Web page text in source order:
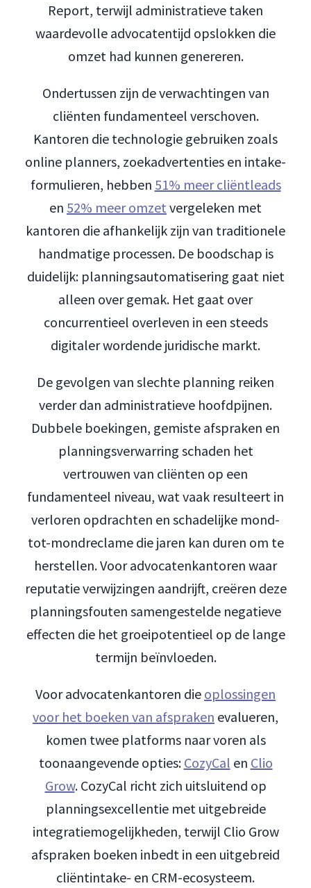
Report, terwijl administratieve taken
waardevolle advocatentijd opslokken die
omzet had kunnen genereren.
Ondertussen zijn de verwachtingen van
cliënten fundamenteel verschoven.
Kantoren die technologie gebruiken zoals
online planners, zoekadvertenties en intake-
formulieren, hebben 51% meer cliëntleads
en 52% meer omzet vergeleken met
kantoren die afhankelijk zijn van traditionele
handmatige processen. De boodschap is
duidelijk: planningsautomatisering gaat niet
alleen over gemak. Het gaat over
concurrentieel overleven in een steeds
digitaler wordende juridische markt.
De gevolgen van slechte planning reiken
verder dan administratieve hoofdpijnen.
Dubbele boekingen, gemiste afspraken en
planningsverwarring schaden het
vertrouwen van cliënten op een
fundamenteel niveau, wat vaak resulteert in
verloren opdrachten en schadelijke mond-
tot-mondreclame die jaren kan duren om te
herstellen. Voor advocatenkantoren waar
reputatie verwijzingen aandrijft, creëren deze
planningsfouten samengestelde negatieve
effecten die het groeipotentieel op de lange
termijn beïnvloeden.
Voor advocatenkantoren die oplossingen
voor het boeken van afspraken evalueren,
komen twee platforms naar voren als
toonaangevende opties: CozyCal en Clio
Grow. CozyCal richt zich uitsluitend op
planningsexcellentie met uitgebreide
integratiemogelijkheden, terwijl Clio Grow
afspraken boeken inbedt in een uitgebreid
cliëntintake- en CRM-ecosysteem.